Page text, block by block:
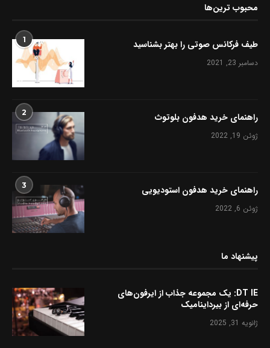
محبوب ترین‌ها
1 طیف فرکانس صوتی را بهتر بشناسید
دسامبر 23, 2021
2 راهنمای خرید هدفون بلوتوث
ژوئن 19, 2022
3 راهنمای خرید هدفون استودیویی
ژوئن 6, 2022
پیشنهاد ما
DT IE: یک مجموعه جذاب از ایرفون‌های
حرفه‌ای از بیرداینامیک
ژانویه 31, 2025